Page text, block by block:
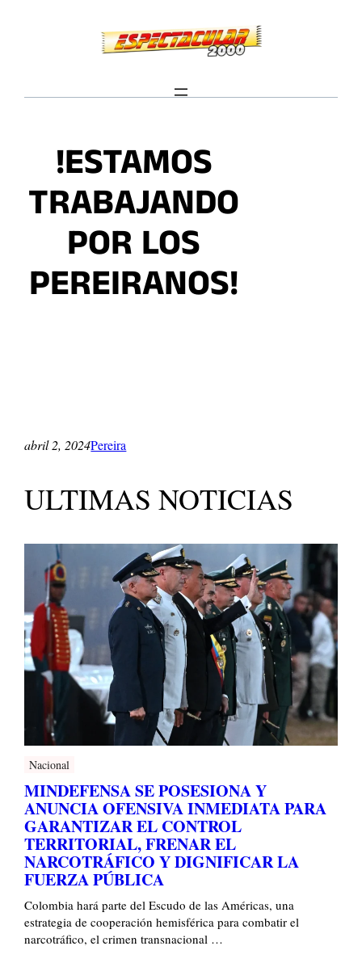
!ESTAMOS
TRABAJANDO
POR LOS
PEREIRANOS!
abril 2, 2024Pereira
ULTIMAS NOTICIAS
Nacional
MINDEFENSA SE POSESIONA Y
ANUNCIA OFENSIVA INMEDIATA PARA
GARANTIZAR EL CONTROL
TERRITORIAL, FRENAR EL
NARCOTRÁFICO Y DIGNIFICAR LA
FUERZA PÚBLICA
Colombia hará parte del Escudo de las Américas, una
estrategia de cooperación hemisférica para combatir el
narcotráfico, el crimen transnacional …